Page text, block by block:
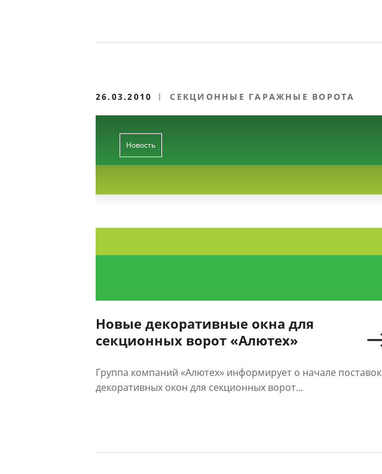
26.03.2010 СЕКЦИОННЫЕ ГАРАЖНЫЕ ВОРОТА
Новость
Новые декоративные окна для
секционных ворот «Алютех»
Группа компаний «Алютех» информирует о начале поставок
декоративных окон для секционных ворот...